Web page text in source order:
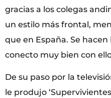
gracias a los colegas
un estilo más frontal,
que en España. Se
conecto muy bien con
De su paso por la
le produjo